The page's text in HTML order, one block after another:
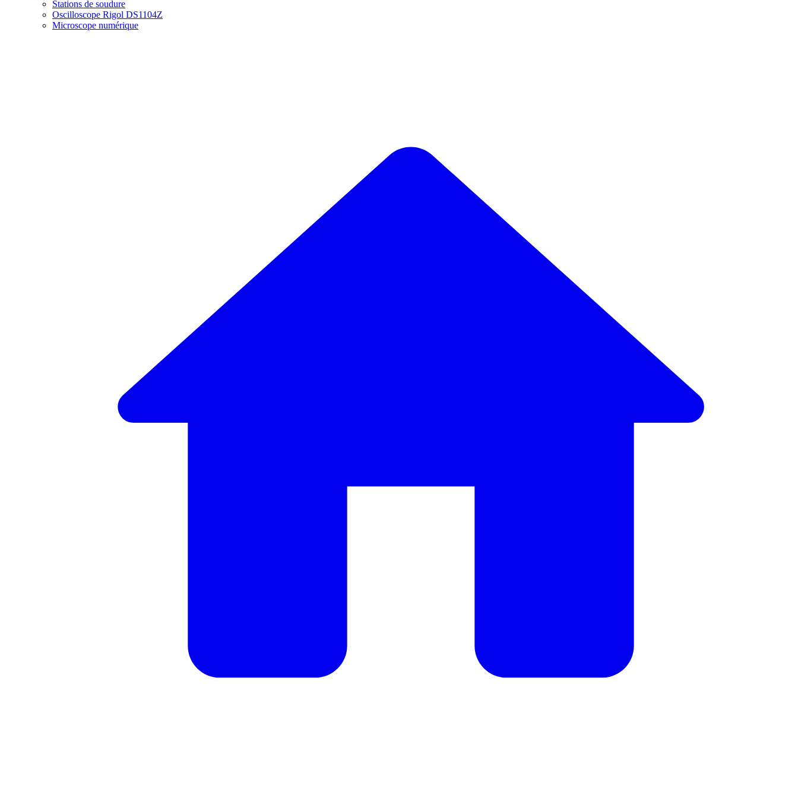
Stations de soudure
Oscilloscope Rigol DS1104Z
Microscope numérique